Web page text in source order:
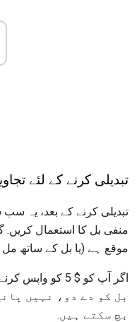
تبدیلی کرنے کے لئے
تبدیلی کرنے کے بعد، یہ
منفی بل کا استعمال
موقع ہے (یا بل کے ساتھ
بل کو دے دو، نہیں
بچ سکتے ہیں.